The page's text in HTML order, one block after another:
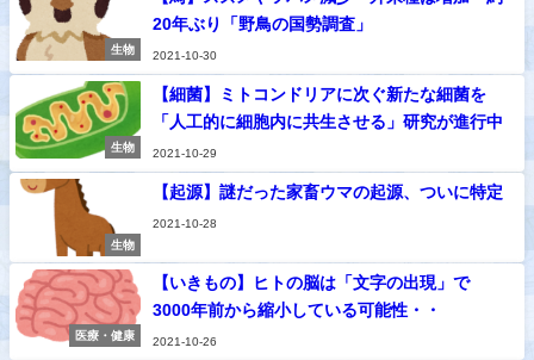
生物
20年ぶり「野鳥の国勢調査」
2021-10-30
生物
【細菌】ミトコンドリアに次ぐ新たな細菌を
「人工的に細胞内に共生させる」研究が進行中
2021-10-29
生物
【起源】謎だった家畜ウマの起源、ついに特定
2021-10-28
医療・健康
【いきもの】ヒトの脳は「文字の出現」で
3000年前から縮小している可能性・・
2021-10-26